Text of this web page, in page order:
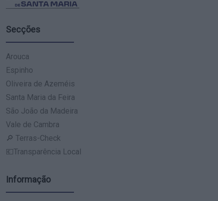
Secções
Arouca
Espinho
Oliveira de Azeméis
Santa Maria da Feira
São João da Madeira
Vale de Cambra
🔎 Terras-Check
💶Transparência Local
Informação